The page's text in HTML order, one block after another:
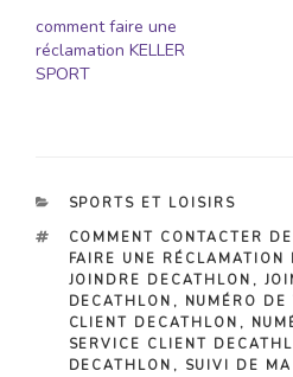
comment faire une
réclamation KELLER
SPORT
CATÉGORIES
SPORTS ET LOISIRS
ÉTIQUETTES
COMMENT CONTACTER
FAIRE UNE RÉCLAMATION
JOINDRE DECATHLON ,
DECATHLON , NUMÉRO DE
CLIENT DECATHLON ,
SERVICE CLIENT
DECATHLON , SUIVI DE